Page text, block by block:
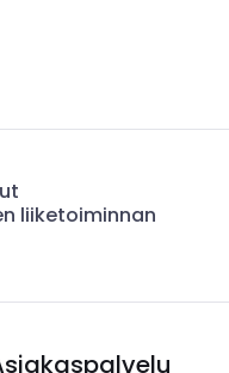
liiketoiminnan